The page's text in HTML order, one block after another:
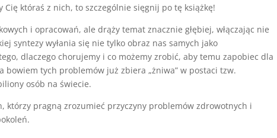
któraś z nich, to szczególnie sięgnij po tę książkę!
i opracowań, ale drąży temat znacznie głębiej, włączając nie
syntezy wyłania się nie tylko obraz nas samych jako
dlaczego chorujemy i co możemy zrobić, aby temu zapobiec dla
tych problemów już zbiera „żniwa” w postaci tzw.
osób na świecie.
którzy pragną zrozumieć przyczyny problemów zdrowotnych i